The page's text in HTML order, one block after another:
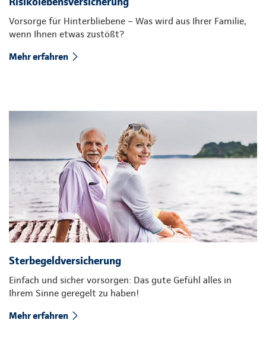
Vorsorge für Hinterbliebene – Was wird aus Ihrer Familie,
wenn Ihnen etwas zustößt?
Mehr erfahren
Sterbegeldversicherung
Einfach und sicher vorsorgen: Das gute Gefühl alles in
Ihrem Sinne geregelt zu haben!
Mehr erfahren